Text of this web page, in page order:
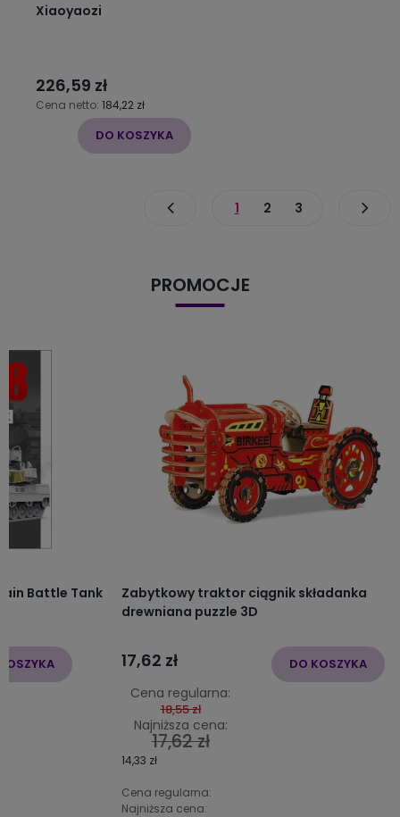
Xiaoyaozi
226,59 zł
Cena netto: 184,22 zł
DO KOSZYKA
1 2 3
PROMOCJE
Battle Tank
Zabytkowy traktor ciągnik składanka
drewniana puzzle 3D
17,62 zł
Cena regularna:
18,55 zł
Najniższa cena:
17,62 zł
14,33 zł
Cena regularna:
Najniższa cena:
DO KOSZYKA